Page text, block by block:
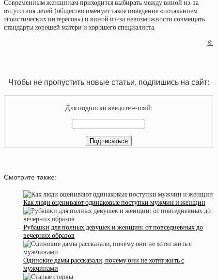
Современным женщинам приходится выбирать между виной из-за
отсутствия детей (общество именует такое поведение «потаканием
эгоистических интересов») и виной из-за невозможности совмещать
стандарты хорошей матери и хорошего специалиста.
©
Чтобы не пропустить новые статьи, подпишись на сайт:
Для подписки введите e-mail:
Смотрите также:
Как люди оценивают одинаковые поступки мужчин и женщин
Рубашки для полных девушек и женщин: от повседневных до
вечерних образов
Одинокие дамы рассказали, почему они не хотят жить с
мужчинами